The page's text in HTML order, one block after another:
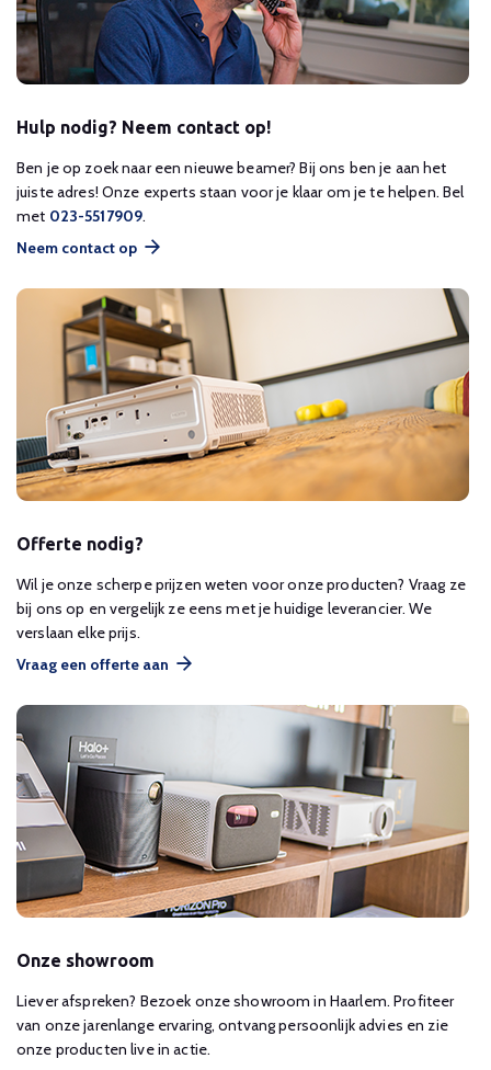
Hulp nodig? Neem contact op!
Ben je op zoek naar een nieuwe beamer? Bij ons ben je aan het
juiste adres! Onze experts staan voor je klaar om je te helpen. Bel
met 023-5517909.
Neem contact op
Offerte nodig?
Wil je onze scherpe prijzen weten voor onze producten? Vraag ze
bij ons op en vergelijk ze eens met je huidige leverancier. We
verslaan elke prijs.
Vraag een offerte aan
Onze showroom
Liever afspreken? Bezoek onze showroom in Haarlem. Profiteer
van onze jarenlange ervaring, ontvang persoonlijk advies en zie
onze producten live in actie.